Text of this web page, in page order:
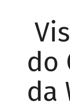
do
da